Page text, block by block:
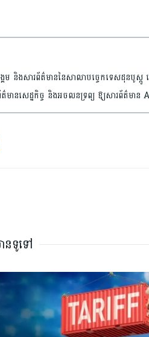
ង្គម និងសារព័ត៌មាន​​នៃសាលា​បច្ចេកទេស​ដុន​បូ
ត៌មាន​សេដ្ឋកិច្ច និងអចលនទ្រព្យ​ ឱ្យសារព័ត៌ម
នទូទៅ